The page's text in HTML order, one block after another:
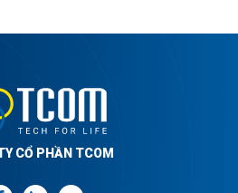
CỔ PHẦN TCOM